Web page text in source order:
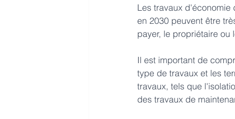
Les travaux
en 2030 peuvent être
payer, le propriétaire ou
Il est important de
type de travaux et les
travaux, tels que
des travaux de